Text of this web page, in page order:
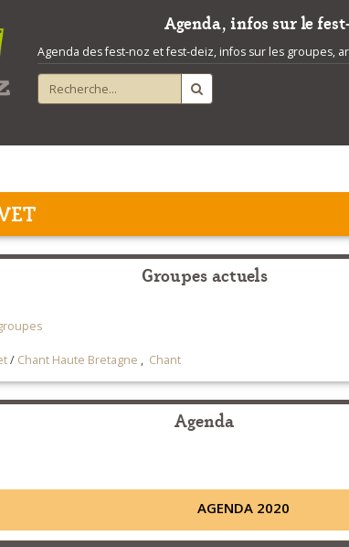
Agenda, infos sur le
Agenda des fest-noz et fest-deiz, infos sur les groupes,
Groupes actuels
/ Chant Haute Bretagne , Chant
Agenda
AGENDA 2020